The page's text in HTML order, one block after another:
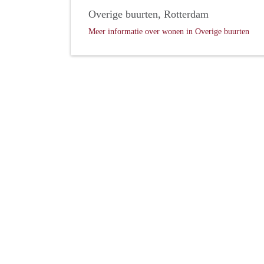
Overige buurten, Rotterdam
Meer informatie over wonen in Overige buurten